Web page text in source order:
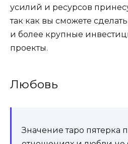
усилий и ресурсов
так как вы сможете
и более крупные
проекты.
Любовь
Значение таро пятерка